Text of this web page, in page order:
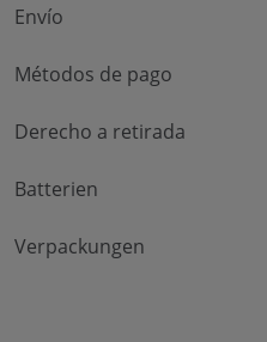
Envío
Métodos de pago
Derecho a retirada
Batterien
Verpackungen